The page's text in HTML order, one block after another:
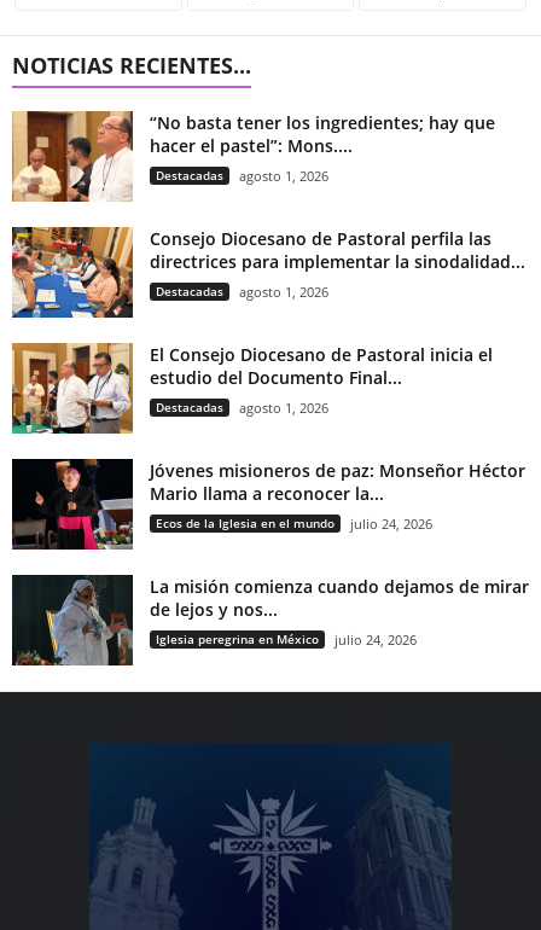
NOTICIAS RECIENTES...
“No basta tener los ingredientes; hay que
hacer el pastel”: Mons....
Destacadas agosto 1, 2026
Consejo Diocesano de Pastoral perfila las
directrices para implementar la sinodalidad...
Destacadas agosto 1, 2026
El Consejo Diocesano de Pastoral inicia el
estudio del Documento Final...
Destacadas agosto 1, 2026
Jóvenes misioneros de paz: Monseñor Héctor
Mario llama a reconocer la...
Ecos de la Iglesia en el mundo julio 24, 2026
La misión comienza cuando dejamos de mirar
de lejos y nos...
Iglesia peregrina en México julio 24, 2026